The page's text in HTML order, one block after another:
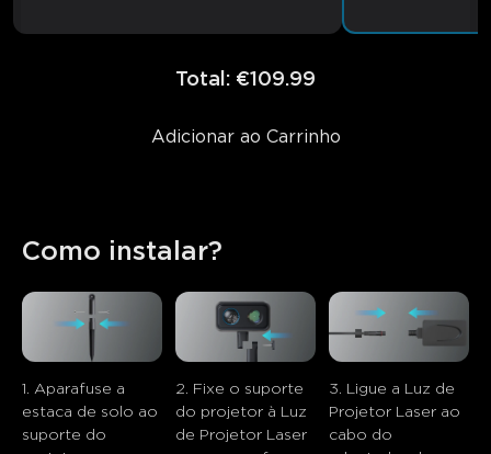
Total : €109.99
Adicionar ao Carrinho
Como instalar?
1. Aparafuse a
estaca de solo ao
suporte do
2. Fixe o suporte
do projetor à Luz
de Projetor Laser
3. Ligue a Luz de
Projetor Laser ao
cabo do